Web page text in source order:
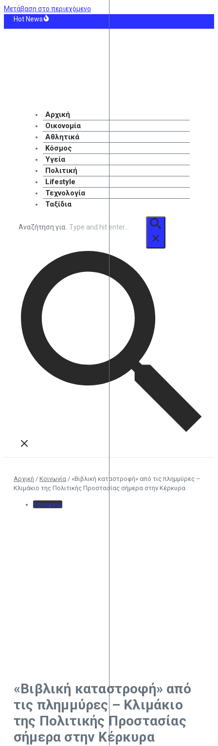
Μετάβαση στο περιεχόμενο
Hot News
Αρχική
Οικονομία
Αθλητικά
Κόσμος
Υγεία
Πολιτική
Lifestyle
Τεχνολογία
Ταξίδια
Αναζήτηση για:
Αρχική / Κοινωνία / «Βιβλική καταστροφή» από τις πλημμύρες –
Κλιμάκιο της Πολιτικής Προστασίας σήμερα στην Κέρκυρα
Κοινωνία
«Βιβλική καταστροφή» από
τις πλημμύρες – Κλιμάκιο
της Πολιτικής Προστασίας
σήμερα στην Κέρκυρα